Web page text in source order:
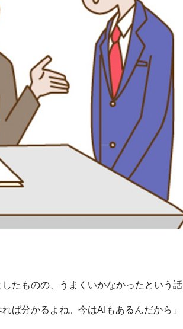
たものの、うまくいかなかったという話
ば分かるよね。今はAIもあるんだから」